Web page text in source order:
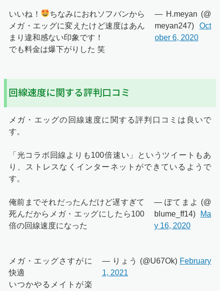
いいね！
ちなみにおれソフバンから
メガ・エッグに変えたけど速度はあん
まり違和感ない印象です！
でも料金は爆下がりした 笑
— H.meyan (@
meyan247) Oct
ober 6, 2020
回線速度に関する評判口コミ
メガ・エッグの回線速度に関する評判口コミは良いで
す。
「光コラボ回線よりも100倍速い」というツイートもあ
り、ストレスなくインターネットができているようで
す。
俺前までそれだったんだけど遅すぎて
死んだからメガ・エッグにしたら100
倍の回線速度になった
— ぽてまよ (@
blume_ff14)
Ma
y 16, 2020
メガ・エッグさすがに
快適
いつかやるメイトが楽
— りょう (@U67Ok) February
1, 2021